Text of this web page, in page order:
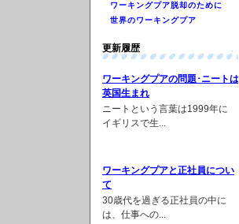
ワーキングプア脱却のために
世界のワーキングプア
更新履歴
ワーキングプアの問題･ニートは
英国生まれ
ニートという言葉は1999年に
イギリスで生...
ワーキングプアと正社員につい
て
30歳代を過ぎる正社員の中に
は、仕事への...